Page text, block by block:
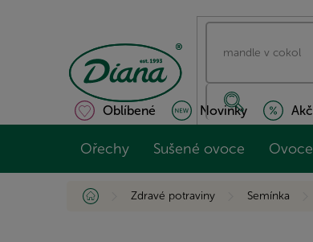
Oblíbené Novinky
Ořechy Sušené ovoce
Domů Zdravé potraviny Semínka